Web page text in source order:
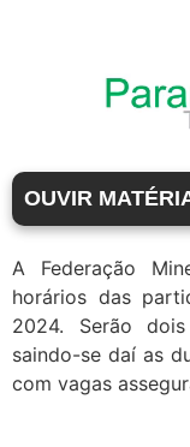
OUVIR
A Federação
horários das
2024. Serão
saindo-se daí as
com vagas